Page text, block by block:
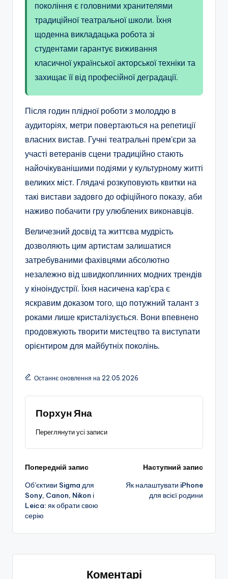
покоління є головними хранителями
традиційної театральної школи. Їхня
щоденна викладацька робота зі
студентами гарантує виживання
класичної української акторської техніки та
захищає її від професійної деградації.
Після годин плідної роботи з молоддю в
аудиторіях, метри повертаються на репетиції
власних вистав. Гучні театральні прем’єри за
участі ветеранів сцени традиційно стають
найочікуванішими подіями у культурному житті
великих міст. Глядачі розкуповують квитки на
такі вистави задовго до офіційного показу, аби
наживо побачити гру улюблених виконавців.
Величезний досвід та життєва мудрість
дозволяють цим артистам залишатися
затребуваними фахівцями абсолютно
незалежно від швидкоплинних модних трендів
у кіноіндустрії. Їхня насичена кар’єра є
яскравим доказом того, що потужний талант з
роками лише кристалізується. Вони впевнено
продовжують творити мистецтво та виступати
орієнтиром для майбутніх поколінь.
Останнє оновлення на 22.05.2026
Порхун Яна
Переглянути усі записи
Навігація
по
запису
Попередній запис
Об’єктиви Sigma для
Sony, Canon, Nikon і
Leica: як обрати свою
серію
Наступний запис
Як налаштувати iPhone
для всієї родини
Коментарі